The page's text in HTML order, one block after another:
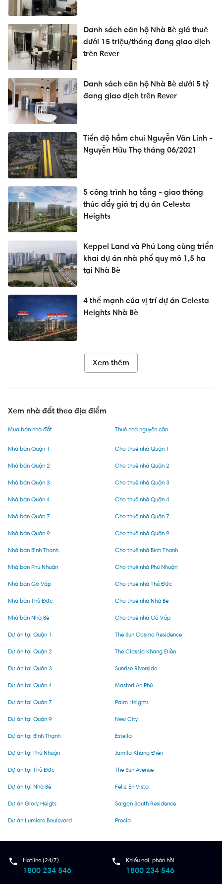
Danh sách căn hộ Nhà Bè giá thuê
dưới 15 triệu/tháng đang giao dịch
trên Rever
Danh sách căn hộ Nhà Bè dưới 5 tỷ
đang giao dịch trên Rever
Tiến độ hầm chui Nguyễn Văn Linh -
Nguyễn Hữu Thọ tháng 06/2021
5 công trình hạ tầng - giao thông
thúc đẩy giá trị dự án Celesta
Heights
Keppel Land và Phú Long cùng triển
khai dự án nhà phố quy mô 1,5 ha
tại Nhà Bè
4 thế mạnh của vị trí dự án Celesta
Heights Nhà Bè
Xem thêm
Xem nhà đất theo địa điểm
Mua bán nhà đất
Nhà bán Quận 1
Nhà bán Quận 2
Nhà bán Quận 3
Nhà bán Quận 4
Nhà bán Quận 7
Nhà bán Quận 9
Nhà bán Bình Thạnh
Nhà bán Phú Nhuận
Nhà bán Gò Vấp
Nhà bán Thủ Đức
Nhà bán Nhà Bè
Thuê nhà nguyên căn
Cho thuê nhà Quận 1
Cho thuê nhà Quận 2
Cho thuê nhà Quận 3
Cho thuê nhà Quận 4
Cho thuê nhà Quận 7
Cho thuê nhà Quận 9
Cho thuê nhà Bình Thạnh
Cho thuê nhà Phú Nhuận
Cho thuê nhà Thủ Đức
Cho thuê nhà Nhà Bè
Cho thuê nhà Gò Vấp
Dự án tại Quận 1
Dự án tại Quận 2
Dự án tại Quận 3
Dự án tại Quận 4
Dự án tại Quận 7
Dự án tại Quận 9
Dự án tại Bình Thạnh
Dự án tại Phú Nhuận
Dự án tại Thủ Đức
Dự án tại Nhà Bè
Dự án Glory Heigts
Dự án Lumiere Boulevard
The Sun Cosmo Residence
The Classia Khang Điền
Sunrise Riverside
Masteri An Phú
Palm Heights
New City
Estella
Jamila Khang Điền
The Sun Avenue
Feliz En Vista
Saigon South Residence
Precia
Hotline (24/7)
1800 234 546
Khiếu nại, phản hồi
1800 234 546